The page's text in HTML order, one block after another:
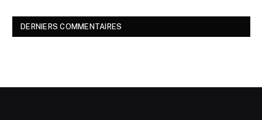
DERNIERS COMMENTAIRES